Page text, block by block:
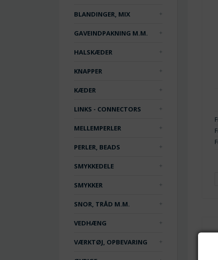
BLANDINGER, MIX
GAVEINDPAKNING M.M.
HALSKÆDER
KNAPPER
KÆDER
LINKS - CONNECTORS
MELLEMPERLER
PERLER, BEADS
SMYKKEDELE
SMYKKER
SNOR, TRÅD M.M.
VEDHÆNG
VÆRKTØJ, OPBEVARING